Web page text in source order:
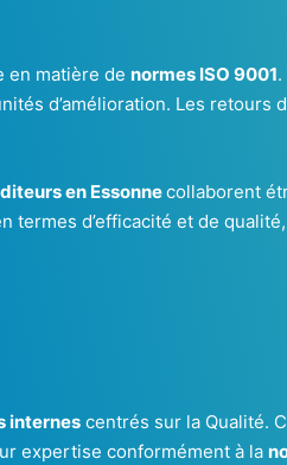
en matière de normes ISO 9001
d’amélioration. Les
en Essonnecollaborent
d’efficacité et de
internes centrés sur la Qualité.
expertise conformément à la